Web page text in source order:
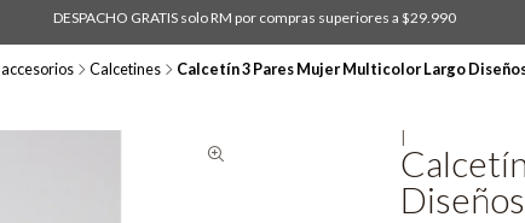
DESPACHO GRATIS solo RM por compras superiores a $29.990
accesorios Calcetines Calcetín 3 Pares Mujer Multicolor Largo